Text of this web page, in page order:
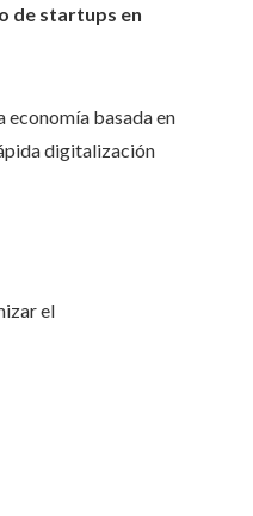
de startups en
economía basada en
digitalización
el